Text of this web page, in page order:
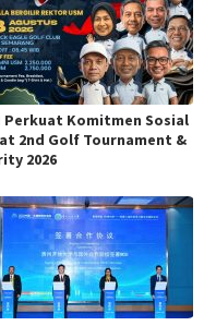
Perkuat Komitmen Sosial
2nd Golf Tournament &
2026